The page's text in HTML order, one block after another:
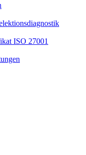
ISO 27001